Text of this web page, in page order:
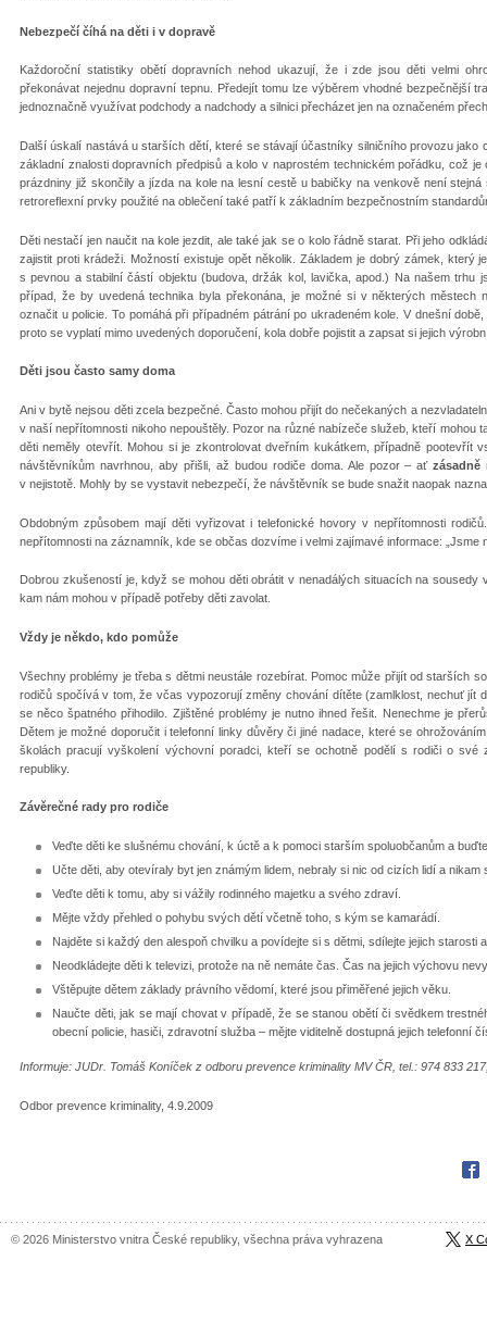
Nebezpečí číhá na děti i v dopravě
Každoroční statistiky obětí dopravních nehod ukazují, že i zde jsou děti velmi
překonávat nejednu dopravní tepnu. Předejít tomu lze výběrem vhodné bezpečnější
jednoznačně využívat podchody a nadchody a silnici přecházet jen na označeném
Další úskalí nastává u starších dětí, které se stávají účastníky silničního provozu jako
základní znalosti dopravních předpisů a kolo v naprostém technickém pořádku, což
prázdniny již skončily a jízda na kole na lesní cestě u babičky na venkově není
retroreflexní prvky použité na oblečení také patří k základním bezpečnostním
Děti nestačí jen naučit na kole jezdit, ale také jak se o kolo řádně starat. Při jeho
zajistit proti krádeži. Možností existuje opět několik. Základem je dobrý zámek, který
s pevnou a stabilní částí objektu (budova, držák kol, lavička, apod.) Na našem trhu
případ, že by uvedená technika byla překonána, je možné si v některých městech
označit u policie. To pomáhá při případném pátrání po ukradeném kole. V dnešní
proto se vyplatí mimo uvedených doporučení, kola dobře pojistit a zapsat si jejich
Děti jsou často samy doma
Ani v bytě nejsou děti zcela bezpečné. Často mohou přijít do nečekaných a
v naší nepřítomnosti nikoho nepouštěly. Pozor na různé nabízeče služeb, kteří mohou
děti neměly otevřít. Mohou si je zkontrolovat dveřním kukátkem, případně pootevřít
návštěvníkům navrhnou, aby přišli, až budou rodiče doma. Ale pozor – ať
v nejistotě. Mohly by se vystavit nebezpečí, že návštěvník se bude snažit naopak
Obdobným způsobem mají děti vyřizovat i telefonické hovory v nepřítomnosti
nepřítomnosti na záznamník, kde se občas dozvíme i velmi zajímavé informace: „Jsme
Dobrou zkušeností je, když se mohou děti obrátit v nenadálých situacích na sousedy
kam nám mohou v případě potřeby děti zavolat.
Vždy je někdo, kdo pomůže
Všechny problémy je třeba s dětmi neustále rozebírat. Pomoc může přijít od starších
rodičů spočívá v tom, že včas vypozorují změny chování dítěte (zamlklost, nechuť jít
se něco špatného přihodilo. Zjištěné problémy je nutno ihned řešit. Nenechme je
Dětem je možné doporučit i telefonní linky důvěry či jiné nadace, které se
školách pracují vyškolení výchovní poradci, kteří se ochotně podělí s rodiči o své
republiky.
Závěrečné rady pro rodiče
Veďte děti ke slušnému chování, k úctě a k pomoci starším spoluobčanům a
Učte děti, aby otevíraly byt jen známým lidem, nebraly si nic od cizích lidí a nikam
Veďte děti k tomu, aby si vážily rodinného majetku a svého zdraví.
Mějte vždy přehled o pohybu svých dětí včetně toho, s kým se kamarádí.
Najděte si každý den alespoň chvilku a povídejte si s dětmi, sdílejte jejich starosti
Neodkládejte děti k televizi, protože na ně nemáte čas. Čas na jejich výchovu
Vštěpujte dětem základy právního vědomí, které jsou přiměřené jejich věku.
Naučte děti, jak se mají chovat v případě, že se stanou obětí či svědkem
obecní policie, hasiči, zdravotní služba – mějte viditelně dostupná jejich telefonní
Informuje: JUDr. Tomáš Koníček z odboru prevence kriminality MV ČR, tel.: 974 833
Odbor prevence kriminality, 4.9.2009
© 2026 Ministerstvo vnitra České republiky, všechna práva vyhrazena X